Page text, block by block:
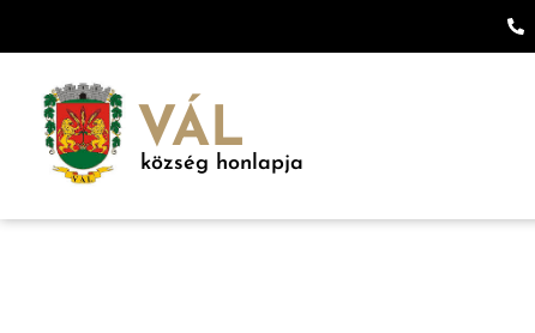
VÁL
község honlapja